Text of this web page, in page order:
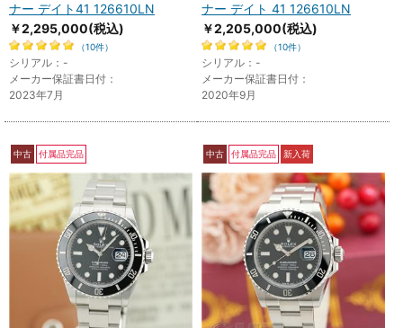
ナー デイト41 126610LN
￥2,295,000(税込)
（10件）
シリアル：-
メーカー保証書日付：
2023年7月
ナー デイト 41 126610LN
￥2,205,000(税込)
（10件）
シリアル：-
メーカー保証書日付：
2020年9月
中古 付属品完品 中古 付属品完品 新入荷